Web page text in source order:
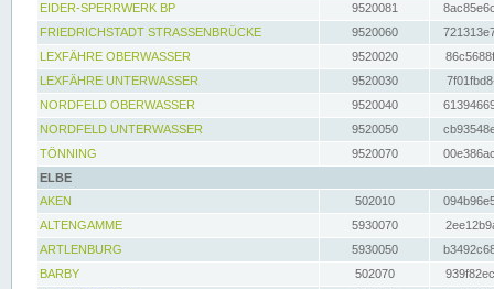
EIDER-SPERRWERK BP
9520081
FRIEDRICHSTADT STRASSENBRÜCKE
9520060
LEXFÄHRE OBERWASSER
9520020
LEXFÄHRE UNTERWASSER
9520030
NORDFELD OBERWASSER
9520040
NORDFELD UNTERWASSER
9520050
TÖNNING
9520070
ELBE
AKEN
502010
ALTENGAMME
5930070
ARTLENBURG
5930050
BARBY
502070